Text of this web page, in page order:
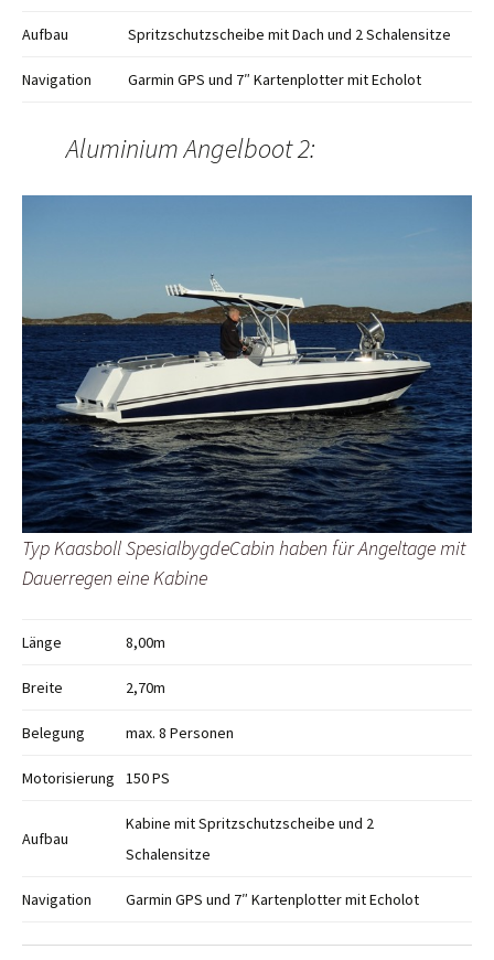
Aufbau Spritzschutzscheibe mit Dach und 2 Schalensitze
Navigation Garmin GPS und 7″ Kartenplotter mit Echolot
Aluminium Angelboot 2:
Typ Kaasboll SpesialbygdeCabin haben für Angeltage mit
Dauerregen eine Kabine
Länge 8,00m
Breite 2,70m
Belegung max. 8 Personen
Motorisierung 150 PS
Aufbau
Kabine mit Spritzschutzscheibe und 2
Schalensitze
Navigation Garmin GPS und 7″ Kartenplotter mit Echolot